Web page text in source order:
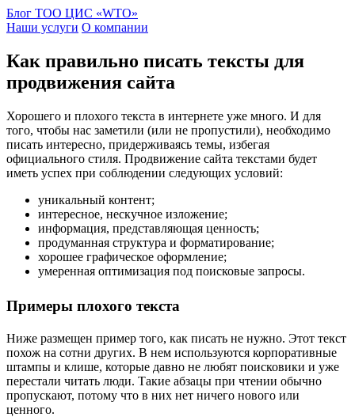
Блог ТОО ЦИС «WTO»
Наши услуги О компании
Как правильно писать тексты для
продвижения сайта
Хорошего и плохого текста в интернете уже много. И для
того, чтобы нас заметили (или не пропустили), необходимо
писать интересно, придерживаясь темы, избегая
официального стиля. Продвижение сайта текстами будет
иметь успех при соблюдении следующих условий:
уникальный контент;
интересное, нескучное изложение;
информация, представляющая ценность;
продуманная структура и форматирование;
хорошее графическое оформление;
умеренная оптимизация под поисковые запросы.
Примеры плохого текста
Ниже размещен пример того, как писать не нужно. Этот текст
похож на сотни других. В нем используются корпоративные
штампы и клише, которые давно не любят поисковики и уже
перестали читать люди. Такие абзацы при чтении обычно
пропускают, потому что в них нет ничего нового или
ценного.